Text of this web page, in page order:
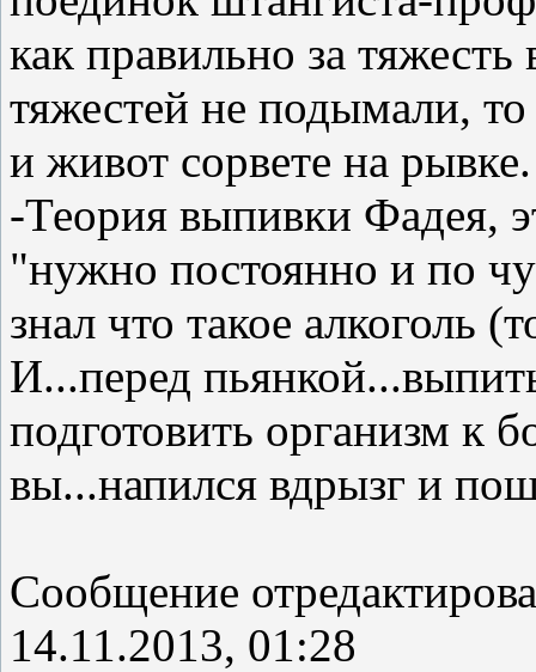
как правильно за
тяжестей не подымали,
и живот сорвете на рывке.
-Теория выпивки Фадея,
"нужно постоянно и по
знал что такое алкоголь
И...перед
подготовить организм к
вы...напился вдрызг и
Сообщение
14.11.2013, 01:28